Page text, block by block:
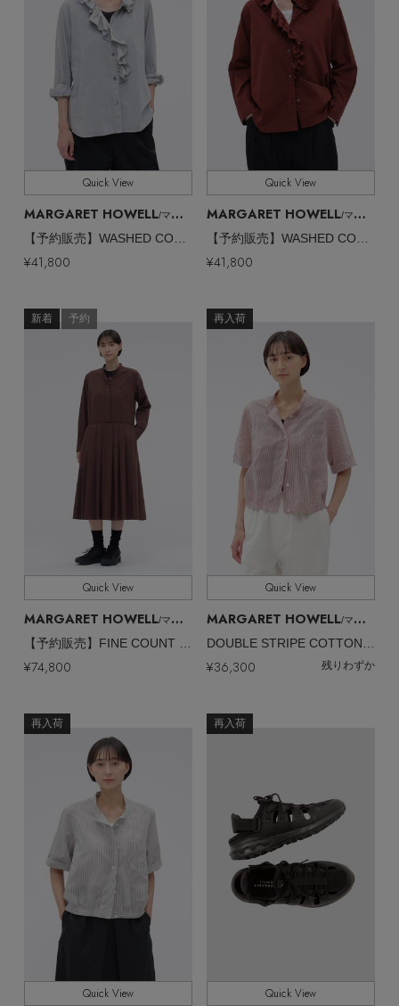
Quick View
MARGARET HOWELL/マーガレット・ハウエル
¥41,800
Quick View
MARGARET HOWELL/マーガレット・ハウエル
¥41,800
新着 予約
Quick View
MARGARET HOWELL/マーガレット・ハウエル
【予約販売】FINE COUNT COTTON POPLIN DRESS
¥74,800
再入荷
Quick View
MARGARET HOWELL/マーガレット・ハウエル
DOUBLE STRIPE COTTON SILK SHIRT
¥36,300 残りわずか
再入荷
Quick View
再入荷
Quick View